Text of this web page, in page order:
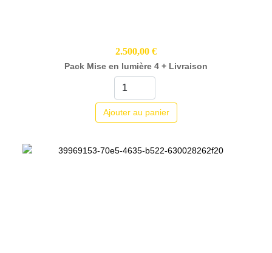
2.500,00 €
Pack Mise en lumière 4 + Livraison
Ajouter au panier